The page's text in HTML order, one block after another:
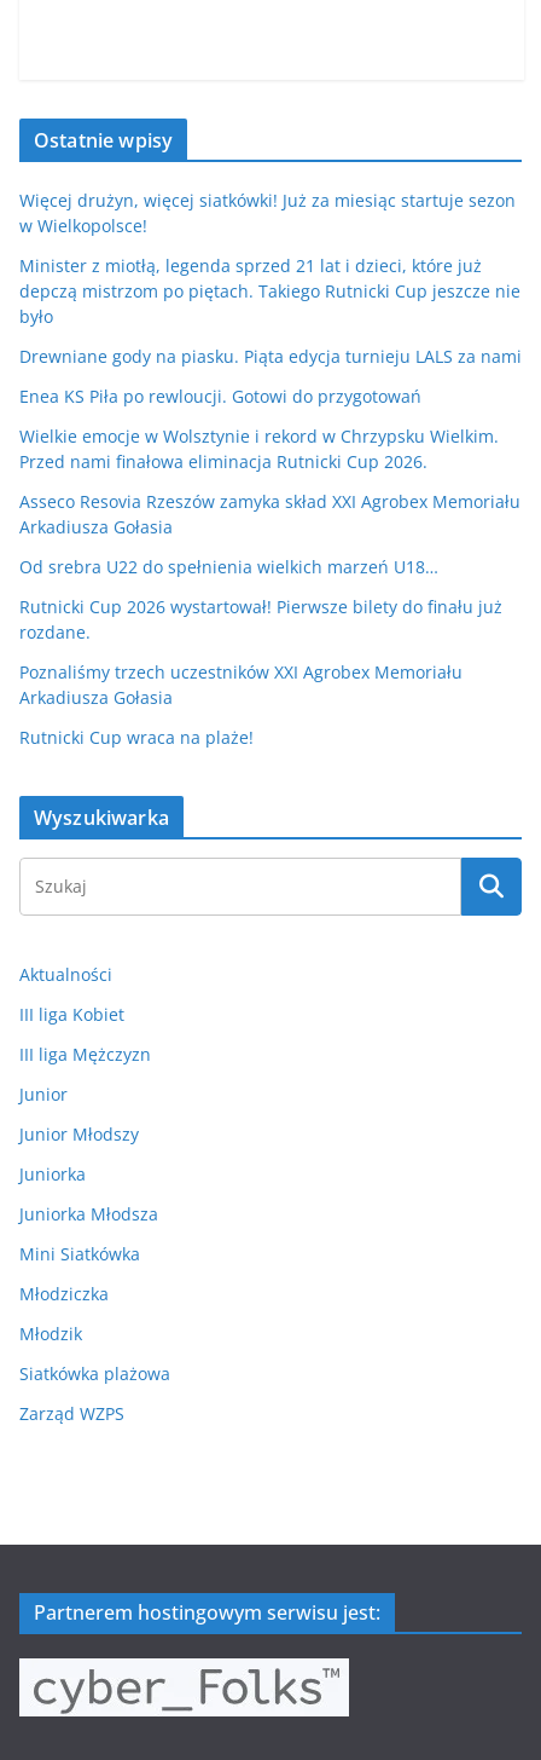
Ostatnie wpisy
Więcej drużyn, więcej siatkówki! Już za miesiąc startuje sezon
w Wielkopolsce!
Minister z miotłą, legenda sprzed 21 lat i dzieci, które już
depczą mistrzom po piętach. Takiego Rutnicki Cup jeszcze nie
było
Drewniane gody na piasku. Piąta edycja turnieju LALS za nami
Enea KS Piła po rewloucji. Gotowi do przygotowań
Wielkie emocje w Wolsztynie i rekord w Chrzypsku Wielkim.
Przed nami finałowa eliminacja Rutnicki Cup 2026.
Asseco Resovia Rzeszów zamyka skład XXI Agrobex Memoriału
Arkadiusza Gołasia
Od srebra U22 do spełnienia wielkich marzeń U18…
Rutnicki Cup 2026 wystartował! Pierwsze bilety do finału już
rozdane.
Poznaliśmy trzech uczestników XXI Agrobex Memoriału
Arkadiusza Gołasia
Rutnicki Cup wraca na plaże!
Wyszukiwarka
Aktualności
III liga Kobiet
III liga Mężczyzn
Junior
Junior Młodszy
Juniorka
Juniorka Młodsza
Mini Siatkówka
Młodziczka
Młodzik
Siatkówka plażowa
Zarząd WZPS
Partnerem hostingowym serwisu jest: